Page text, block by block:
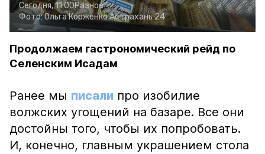
Сегодня, 11:00Разное
Фото:Ольга КорженкоАстрахань 24
Продолжаем гастрономический рейд по
Селенским Исадам
Ранее мы писали про изобилие
волжских угощений на базаре. Все они
достойны того, чтобы их попробовать.
И, конечно, главным украшением стола